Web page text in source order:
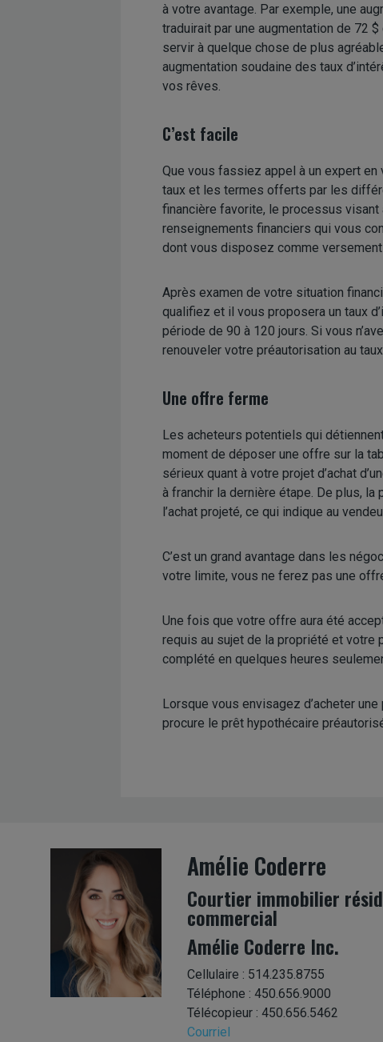
à votre avantage. Par exemple, une
traduirait par une augmentation de 72
servir à quelque chose de plus
augmentation soudaine des taux
vos rêves.
C’est facile
Que vous fassiez appel à un expert
taux et les termes offerts par les
financière favorite, le processus
renseignements financiers qui vous
dont vous disposez comme
Après examen de votre situation
qualifiez et il vous proposera un taux
période de 90 à 120 jours. Si vous
renouveler votre préautorisation au
Une offre ferme
Les acheteurs potentiels qui
moment de déposer une offre sur la
sérieux quant à votre projet d’achat
à franchir la dernière étape. De plus,
l’achat projeté, ce qui indique au
C’est un grand avantage dans les
votre limite, vous ne ferez pas une
Une fois que votre offre aura été
requis au sujet de la propriété et votre
complété en quelques heures
Lorsque vous envisagez d’acheter
procure le prêt hypothécaire
Amélie Coderre
Courtier immobilier
commercial
Amélie Coderre Inc.
Cellulaire : 514.235.8755
Téléphone : 450.656.9000
Télécopieur : 450.656.5462
Courriel